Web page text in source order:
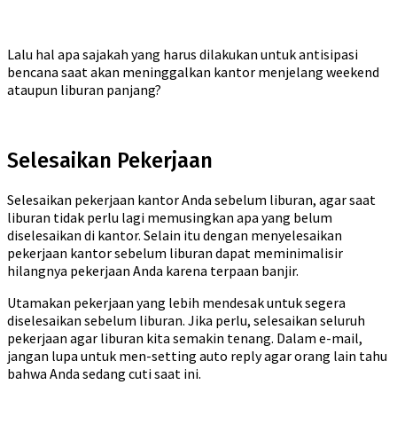
Lalu hal apa sajakah yang harus dilakukan untuk antisipasi
bencana saat akan meninggalkan kantor menjelang weekend
ataupun liburan panjang?
Selesaikan Pekerjaan
Selesaikan pekerjaan kantor Anda sebelum liburan, agar saat
liburan tidak perlu lagi memusingkan apa yang belum
diselesaikan di kantor. Selain itu dengan menyelesaikan
pekerjaan kantor sebelum liburan dapat meminimalisir
hilangnya pekerjaan Anda karena terpaan banjir.
Utamakan pekerjaan yang lebih mendesak untuk segera
diselesaikan sebelum liburan. Jika perlu, selesaikan seluruh
pekerjaan agar liburan kita semakin tenang. Dalam e-mail,
jangan lupa untuk men-setting auto reply agar orang lain tahu
bahwa Anda sedang cuti saat ini.